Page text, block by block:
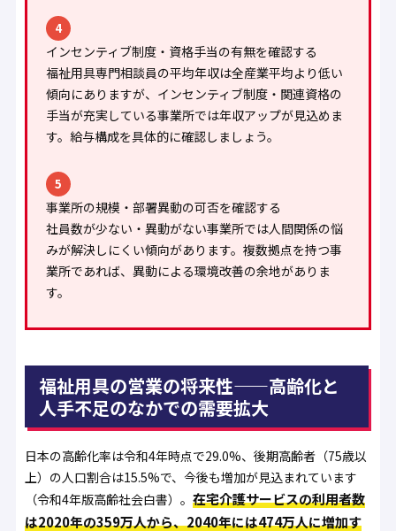
4
インセンティブ制度・資格手当の有無を確認する
福祉用具専門相談員の平均年収は全産業平均より低い
傾向にありますが、インセンティブ制度・関連資格の
手当が充実している事業所では年収アップが見込めま
す。給与構成を具体的に確認しましょう。
5
事業所の規模・部署異動の可否を確認する
社員数が少ない・異動がない事業所では人間関係の悩
みが解決しにくい傾向があります。複数拠点を持つ事
業所であれば、異動による環境改善の余地がありま
す。
福祉用具の営業の将来性——高齢化と
人手不足のなかでの需要拡大
日本の高齢化率は令和4年時点で29.0%、後期高齢者（75歳以
上）の人口割合は15.5%で、今後も増加が見込まれています
（令和4年版高齢社会白書）。 在宅介護サービスの利用者数
は2020年の359万人から、2040年には474万人に増加す